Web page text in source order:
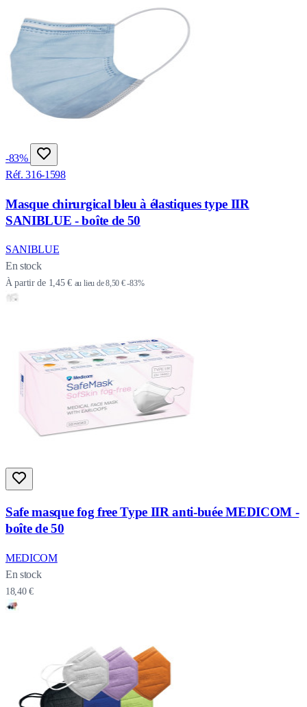
-83%
Réf. 316-1598
Masque chirurgical bleu à élastiques type IIR
SANIBLUE - boîte de 50
SANIBLUE
En stock
À partir de 1,45 € au lieu de8,50 €-83%
Safe masque fog free Type IIR anti-buée MEDICOM -
boîte de 50
MEDICOM
En stock
18,40 €